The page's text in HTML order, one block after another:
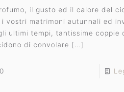
il gusto ed il calore del
i vostri matrimoni autunnali ed
ultimi tempi, tantissime coppie
di convolare […]
0